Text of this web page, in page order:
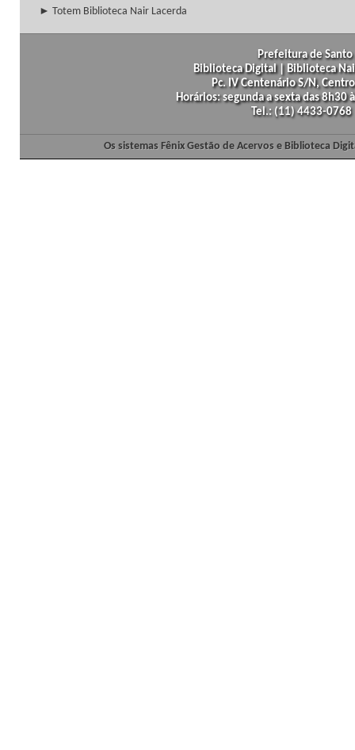
► Totem Biblioteca Nair Lacerda
Prefeitura de
Biblioteca Digital | Biblioteca
Pc. IV Centenário S/N,
Horários: segunda a sexta das
Tel.: (11) 4433-
Os sistemas Fênix Gestão de Acervos e Biblioteca